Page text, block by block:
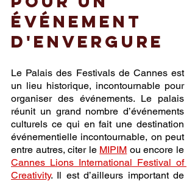
événement
d'envergure
Le Palais des Festivals de Cannes est
un lieu historique, incontournable pour
organiser des événements. Le palais
réunit un grand nombre d’événements
culturels ce qui en fait une destination
événementielle incontournable, on peut
entre autres, citer le MIPIM
Cannes Lions International Festival of
Creativity. Il est d’ailleurs important de